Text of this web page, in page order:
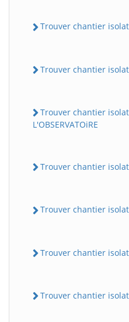
Trouver chantier
Trouver chantier
Trouver chantier
L'OBSERVATOiRE
Trouver chantier
Trouver chantier
Trouver chantier
Trouver chantier